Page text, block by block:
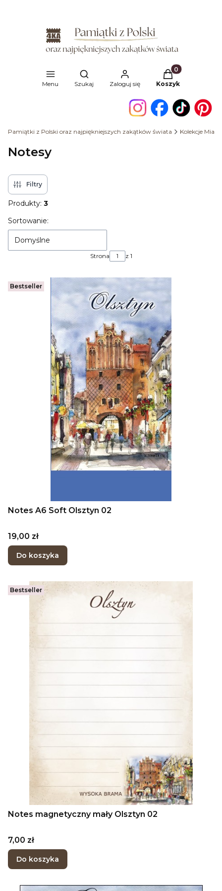
Menu
Otwórz wyszukiwarkę
Szukaj Zaloguj się
Produkty w
Koszyk
Pamiątki z Polski oraz najpiękniejszych zakątków świata Kolekcje
Notesy
Filtry
Produkty: 3
Lista produktów
Sortowanie:
Domyślne
Strona z 1
Bestseller
Notes A6 Soft Olsztyn 02
Cena
19,00 zł
Do koszyka
Bestseller
Notes magnetyczny mały Olsztyn 02
Cena
7,00 zł
Do koszyka